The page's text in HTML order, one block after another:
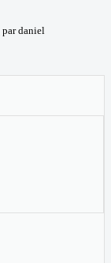
pardaniel